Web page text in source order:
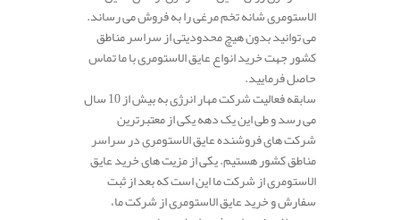
الاستومری شانه تخم مرغی را به فروش می رساند.
می توانید بدون هیچ محدودیتی از سراسر مناطق
کشور جهت خرید انواع عایق الاستومری با ما تماس
حاصل فرمایید.
سابقه فعالیت شرکت مهار انرژی به بیش از 10 سال
می رسد و طی این یک دهه یکی از معتبرترین
شرکت های فروشنده عایق الاستومری در سراسر
مناطق کشور هستیم. یکی از مزیت های خرید عایق
الاستومری از شرکت ما این است که بعد از ثبت
سفارش و خرید عایق الاستومری از شرکت ما،